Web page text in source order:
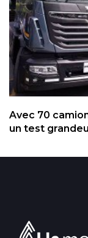
Avec 70
un test